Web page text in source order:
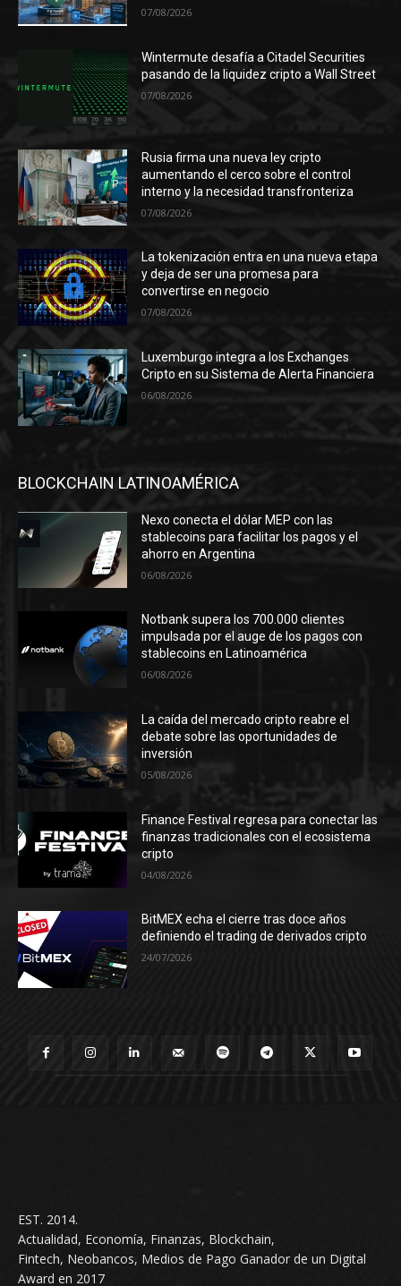
07/08/2026
Wintermute desafía a Citadel Securities
pasando de la liquidez cripto a Wall Street
07/08/2026
Rusia firma una nueva ley cripto
aumentando el cerco sobre el control
interno y la necesidad transfronteriza
07/08/2026
La tokenización entra en una nueva etapa
y deja de ser una promesa para
convertirse en negocio
07/08/2026
Luxemburgo integra a los Exchanges
Cripto en su Sistema de Alerta Financiera
06/08/2026
BLOCKCHAIN LATINOAMÉRICA
Nexo conecta el dólar MEP con las
stablecoins para facilitar los pagos y el
ahorro en Argentina
06/08/2026
Notbank supera los 700.000 clientes
impulsada por el auge de los pagos con
stablecoins en Latinoamérica
06/08/2026
La caída del mercado cripto reabre el
debate sobre las oportunidades de
inversión
05/08/2026
Finance Festival regresa para conectar las
finanzas tradicionales con el ecosistema
cripto
04/08/2026
BitMEX echa el cierre tras doce años
definiendo el trading de derivados cripto
24/07/2026
EST. 2014.
Actualidad, Economía, Finanzas, Blockchain,
Fintech, Neobancos, Medios de Pago Ganador de un Digital
Award en 2017